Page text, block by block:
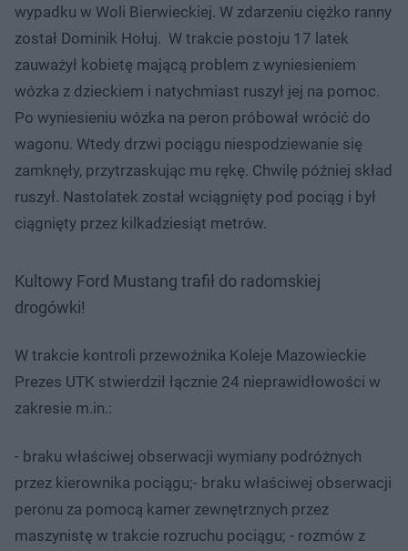
wypadku w Woli Bierwieckiej. W zdarzeniu ciężko ranny
został Dominik Hołuj. W trakcie postoju 17 latek
zauważył kobietę mającą problem z wyniesieniem
wózka z dzieckiem i natychmiast ruszył jej na pomoc.
Po wyniesieniu wózka na peron próbował wrócić do
wagonu. Wtedy drzwi pociągu niespodziewanie się
zamknęły, przytrzaskując mu rękę. Chwilę później skład
ruszył. Nastolatek został wciągnięty pod pociąg i był
ciągnięty przez kilkadziesiąt metrów.
Kultowy Ford Mustang trafił do radomskiej
drogówki!
W trakcie kontroli przewoźnika Koleje Mazowieckie
Prezes UTK stwierdził łącznie 24 nieprawidłowości w
zakresie m.in.:
- braku właściwej obserwacji wymiany podróżnych
przez kierownika pociągu;- braku właściwej obserwacji
peronu za pomocą kamer zewnętrznych przez
maszynistę w trakcie rozruchu pociągu; - rozmów z